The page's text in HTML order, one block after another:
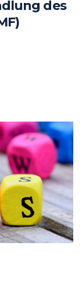
des